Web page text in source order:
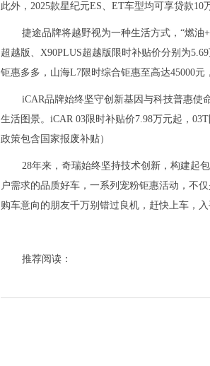
此外，2025款星纪元ES、ET车型均可享贷款10
捷途品牌将越野视为一种生活方式，“燃
超越版、X90PLUS超越版限时补贴价分别为
钜惠多多，山海L7限时综合钜惠至高达45000元
iCAR品牌始终坚守创新基因与科技普惠使
生活图景。iCAR 03限时补贴价7.98万元起，
政策包含国家报废补贴）
28年来，奇瑞始终坚持技术创新，构建起
户需求的品质好车，一系列宠粉钜惠活动，不
购车意向的朋友千万别错过良机，赶快上车，入
推荐阅读：